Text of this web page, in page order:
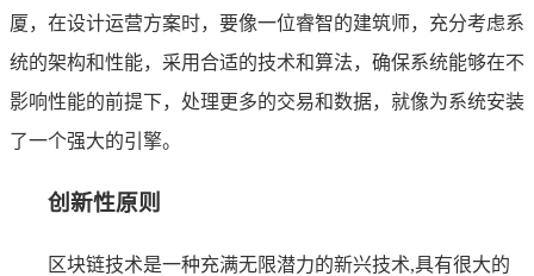
厦，在设计运营方案时，要像一位睿智的建筑师，充分考虑系
统的架构和性能，采用合适的技术和算法，确保系统能够在不
影响性能的前提下，处理更多的交易和数据，就像为系统安装
了一个强大的引擎。
创新性原则
区块链技术是一种充满无限潜力的新兴技术,具有很大的